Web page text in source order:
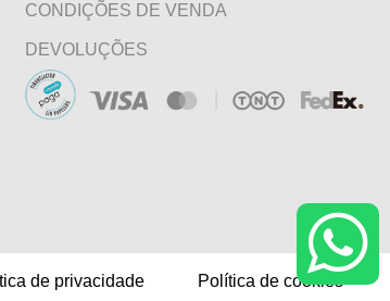
CONDIÇÕES DE VENDA
DEVOLUÇÕES
de privacidade Política de cookies